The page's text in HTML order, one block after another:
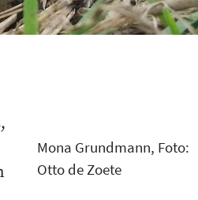
Mona Grundmann, Foto:
Otto de Zoete